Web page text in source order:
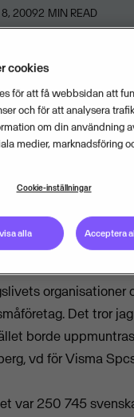
8, 20092 MIN READ
av Sveriges
av det egna
i debatten.
organisationer
Det tror
borde
vd för Visma
var 250 745
cookies
för att få webbsidan att
och för att analysera
om din användning
medier, marknadsföring
Cookie-inställningar
alla Acceptera